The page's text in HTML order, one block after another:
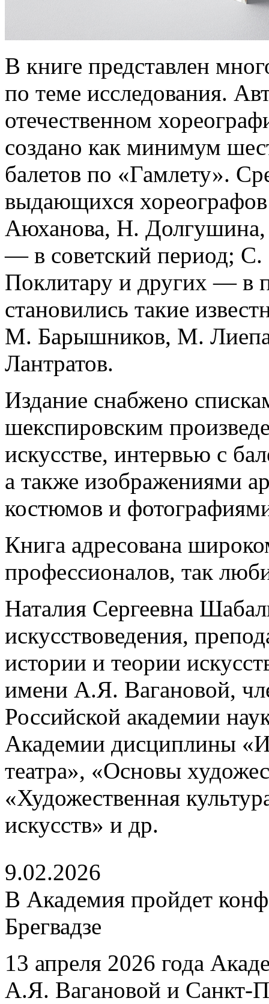
В книге представлен
по теме исследования.
отечественном
создано как минимум
балетов по «Гамлету».
выдающихся
Аюханова, Н.
— в советский период;
Поклитару и других — в
становились такие
М. Барышников, М.
Лантратов.
Издание снабжено
шекспировским
искусстве, интервью с
а также изображениями
костюмов и
Книга адресована
профессионалов, так
Наталия Сергеевна
искусствоведения,
истории и теории
имени А.Я. Вагановой,
Российской академии
Академии дисциплины
театра», «Основы
«Художественная
искусств» и др.
9.02.2026
В Академия пройдет
Брегвадзе
13 апреля 2026 года
А.Я. Вагановой и Санкт-